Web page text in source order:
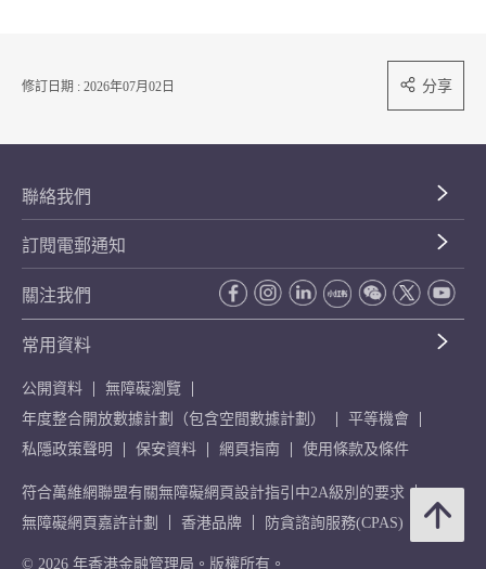
修訂日期 : 2026年07月02日 分享
聯絡我們
訂閱電郵通知
關注我們
常用資料
公開資料
無障礙瀏覽
年度整合開放數據計劃（包含空間數據計劃）
平等機會
私隱政策聲明
保安資料 網頁指南 使用條款及條件
符合萬維網聯盟有關無障礙網頁設計指引中2A級別的要求
無障礙網頁嘉許計劃
香港品牌 防貪諮詢服務(CPAS)
© 2026 年香港金融管理局。版權所有。